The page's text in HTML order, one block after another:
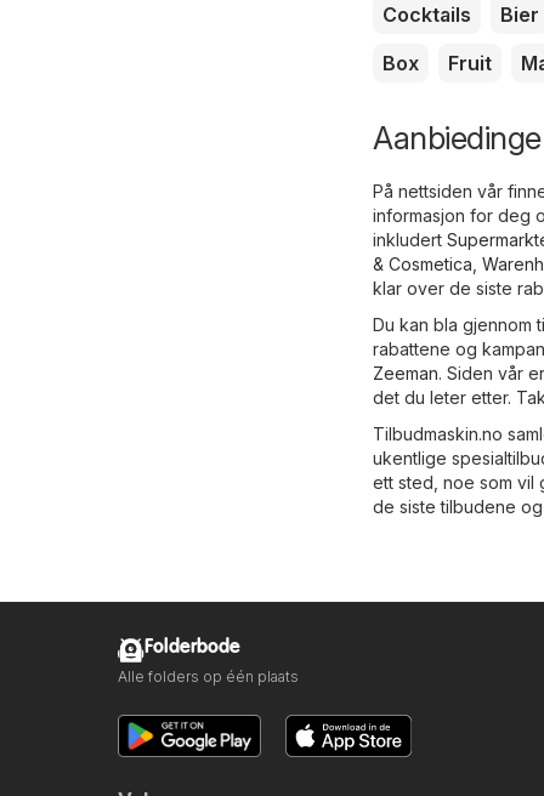
Cocktails
Bier
Box
Fruit
På nettsiden vår
informasjon for deg
inkludert
& Cosmetica
klar over de siste
Du kan bla gjennom
rabattene og
Zeeman. Siden vår
det du leter etter.
Tilbudmaskin.no
ukentlige
ett sted, noe som vil
de siste tilbudene
Folderbode
Alle folders op één plaats